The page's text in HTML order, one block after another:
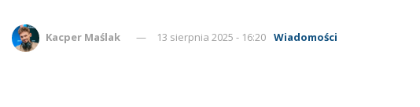
Kacper Maślak 13 sierpnia 2025 - 16:20 Wiadomości